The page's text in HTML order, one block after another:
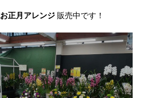
お正月アレンジ 販売中です！